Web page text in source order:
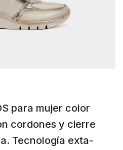
para mujer color
cordones y cierre
Tecnología exta-